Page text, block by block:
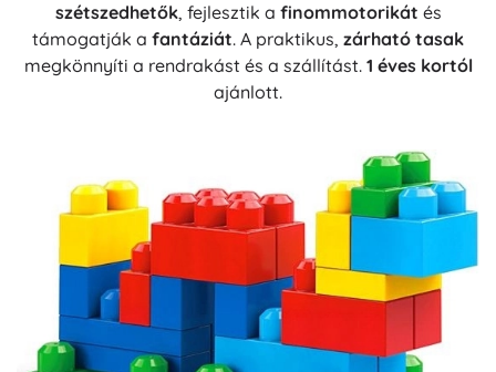
szétszedhetők, fejlesztik a finommotorikát és
támogatják a fantáziát. A praktikus, zárható tasak
megkönnyíti a rendrakást és a szállítást. 1 éves kortól
ajánlott.